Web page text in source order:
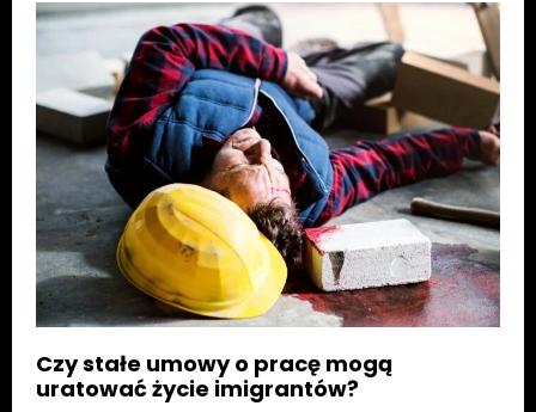
Czy stałe umowy o pracę mogą
uratować życie imigrantów?